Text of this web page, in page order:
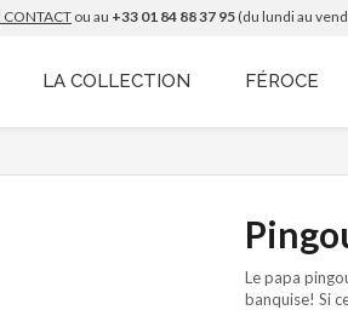
CONTACTou au +33 01 84 88 37 95 (du lundi au
LA COLLECTION FÉROCE
Le papa
banquise! Si